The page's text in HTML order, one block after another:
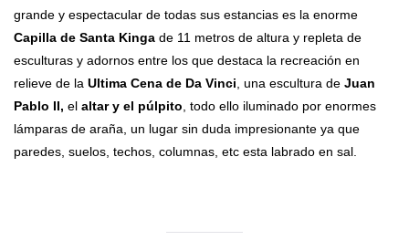
grande y espectacular de todas sus estancias es la enorme
Capilla de Santa Kinga de 11 metros de altura y repleta de
esculturas y adornos entre los que destaca la recreación en
relieve de la Ultima Cena de Da Vinci , una escultura de Juan
Pablo II, el altar y el púlpito , todo ello iluminado por enormes
lámparas de araña, un lugar sin duda impresionante ya que
paredes, suelos, techos, columnas, etc esta labrado en sal.